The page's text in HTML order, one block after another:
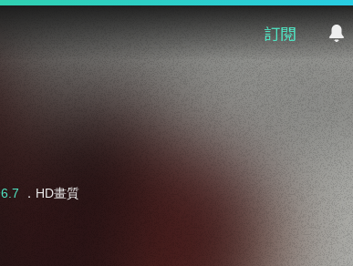
訂閱
．HD畫質